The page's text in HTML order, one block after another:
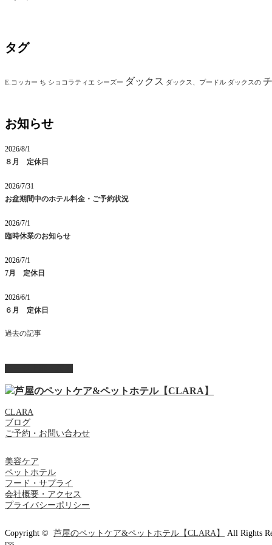
タグ
E.コッカー ち ショコラティエ シーズー ダックス ダックス、プードル ダックスの
お知らせ
2026/8/1
８月 定休日
2026/7/31
お盆期間中のホテル料金・ご予約状況
2026/7/1
臨時休業のお知らせ
2026/7/1
7月 定休日
2026/6/1
６月 定休日
過去の記事
CLARA
ブログ
ご予約・お問い合わせ
美容ケア
ペットホテル
フード・サプライ
会社概要・アクセス
プライバシーポリシー
Copyright © 芦屋のペットケア&ペットホテル【CLARA】
All Rights